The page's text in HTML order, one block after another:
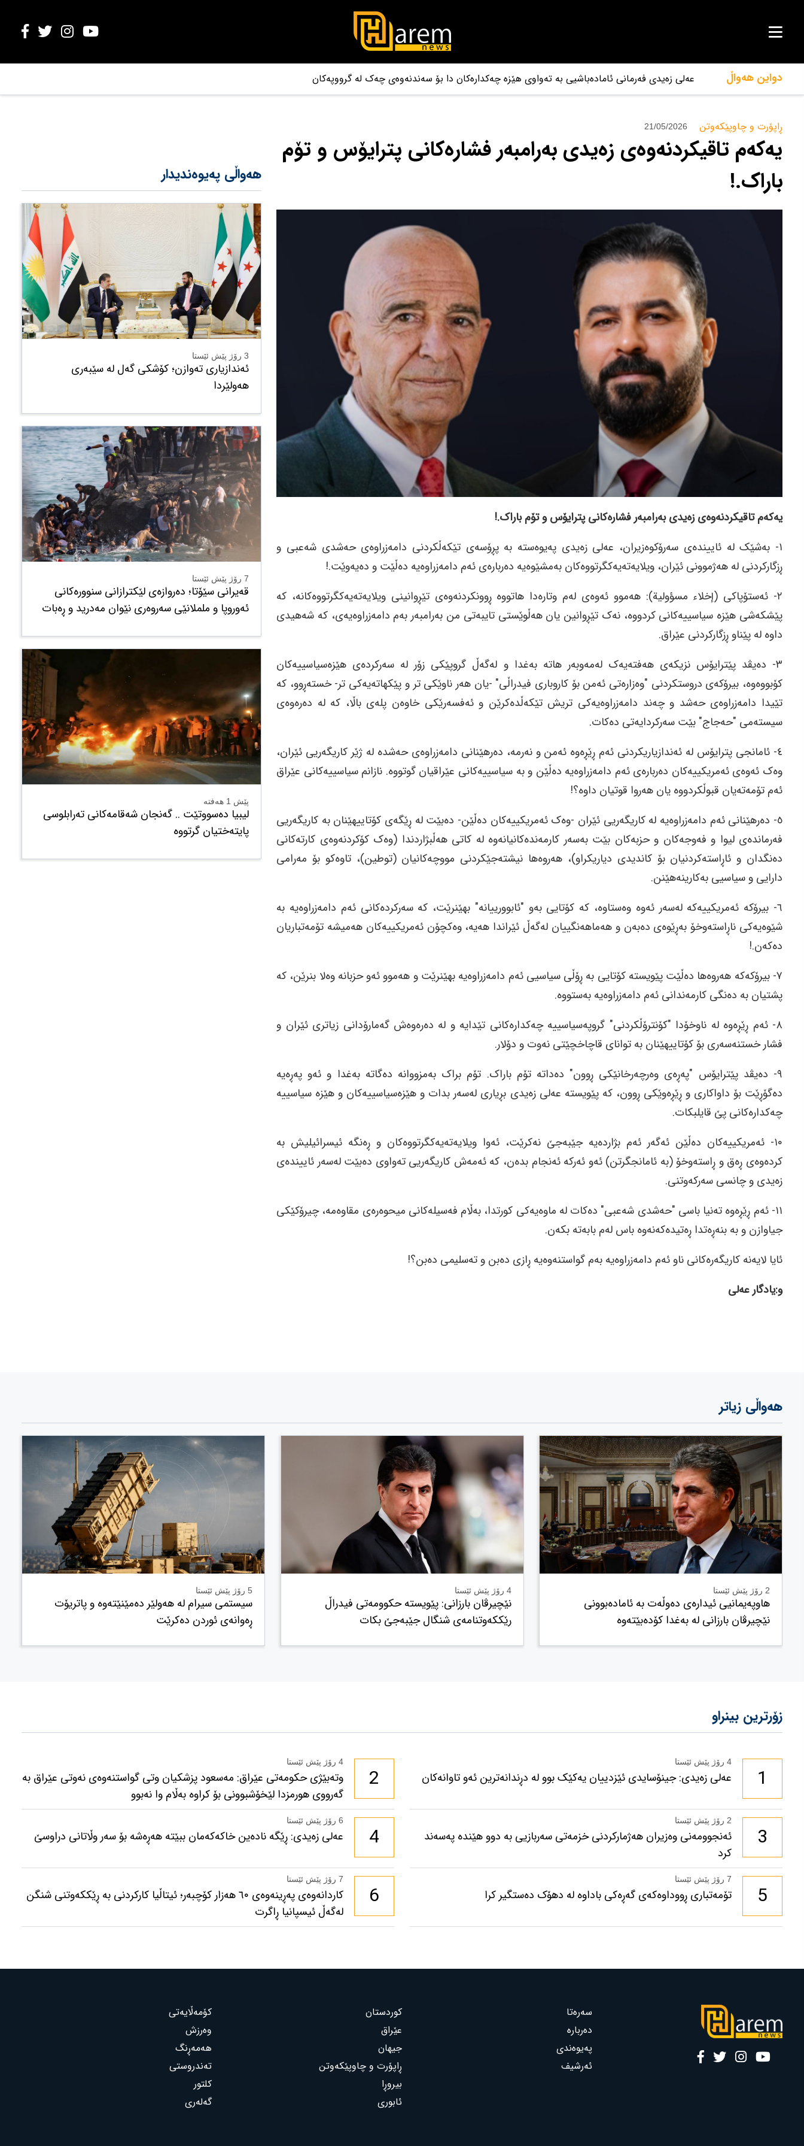
دواین هەواڵ عەلی زەیدی فەرمانی ئامادەباشیی بە تەواوی هێزە چەکدارەکان دا بۆ سەندنەوەی چەک لە گرووپەکان
ڕاپۆرت و چاوپێکەوتن‌ 21/05/2026
یەکەم تاقیکردنەوەی زەیدی بەرامبەر فشارەکانی پترایۆس و تۆم
باراک.!
یەکەم تاقیکردنەوەی زەیدی بەرامبەر فشارەکانی پترایۆس و تۆم باراک.!
١- بەشێک لە ئاییندەی سەرۆکوەزیران، عەلی زەیدی پەیوەستە بە پڕۆسەی تێکەڵکردنی دامەزراوەی حەشدی شەعبی و
ڕزگارکردنی لە هەژموونی ئێران، ویلایەتەیەکگرتووەکان بەمشێوەیە دەربارەی ئەم دامەزراوەیە دەڵێت و دەیەوێت.!
٢- ئەستۆپاکی (إخلاء مسؤولية): هەموو ئەوەی لەم وتارەدا هاتووە ڕوونکردنەوەی تێڕوانینی ویلایەتەیەکگرتووەکانە، کە
پێشکەشی هێزە سیاسییەکانی کردووە، نەک تێڕوانین یان هەڵوێستی تایبەتی من بەرامبەر بەم دامەزراوەیەی، کە شەهیدی
داوە لە پێناو ڕزگارکردنی عێراق.
٣- دەیڤد پێترایۆس نزیکەی هەفتەیەک لەمەوبەر هاتە بەغدا و لەگەڵ گروپێکی زۆر لە سەرکردەی هێزەسیاسییەکان
کۆبووەوە، بیرۆکەی دروستکردنی "وەزارەتی ئەمن بۆ کاروباری فیدراڵی" -یان هەر ناوێکی تر و پێکهاتەیەکی تر- خستەڕوو، کە
تێیدا دامەزراوەی حەشد و چەند دامەزراوەیەکی تریش تێکەڵدەکرێن و ئەفسەرێکی خاوەن پلەی باڵا، کە لە دەرەوەی
سیستەمی "حەجاج" بێت سەرکردایەتی دەکات.
٤- ئامانجی پترایۆس لە ئەندازیاریکردنی ئەم ڕێڕەوە ئەمن و نەرمە، دەرهێنانی دامەزراوەی حەشدە لە ژێر کاریگەریی ئێران،
وەک ئەوەی ئەمریکییەکان دەربارەی ئەم دامەزراوەیە دەڵێن و بە سیاسییەکانی عێراقیان گوتووە. نازانم سیاسییەکانی عێراق
ئەم تۆمەتەیان قبوڵکردووە یان هەروا قوتیان داوە؟!
٥- دەرهێنانی ئەم دامەزراوەیە لە کاریگەریی ئێران -وەک ئەمریکییەکان دەڵێن- دەبێت لە ڕێگەی کۆتاییهێنان بە کاریگەریی
فەرماندەی لیوا و فەوجەکان و حزبەکان بێت بەسەر کارمەندەکانیانەوە لە کاتی هەڵبژاردندا (وەک کۆکردنەوەی کارتەکانی
دەنگدان و ئاڕاستەکردنیان بۆ کاندیدی دیاریکراو)، هەروەها نیشتەجێکردنی مووچەکانیان (توطين)، تاوەکو بۆ مەرامی
دارایی و سیاسیی بەکارینەهێنن.
٦- بیرۆکە ئەمریکییەکە لەسەر ئەوە وەستاوە، کە کۆتایی بەو "ئابوورییانە" بهێنرێت، کە سەرکردەکانی ئەم دامەزراوەیە بە
شێوەیەکی ناڕاستەوخۆ بەڕێوەی دەبەن و هەماهەنگییان لەگەڵ ئێراندا هەیە، وەکچۆن ئەمریکییەکان هەمیشە تۆمەتباریان
دەکەن.!
٧- بیرۆکەکە هەروەها دەڵێت پێویستە کۆتایی بە ڕۆڵی سیاسیی ئەم دامەزراوەیە بهێنرێت و هەموو ئەو حزبانە وەلا بنرێن، کە
پشتیان بە دەنگی کارمەندانی ئەم دامەزراوەیە بەستووە.
٨- ئەم ڕێڕەوە لە ناوخۆدا "کۆنترۆڵکردنی" گروپەسیاسییە چەکدارەکانی تێدایە و لە دەرەوەش گەمارۆدانی زیاتری ئێران و
فشار خستنەسەری بۆ کۆتاییهێنان بە توانای قاچاخچێتی نەوت و دۆلار.
٩- دەیڤد پێترایۆس "پەڕەی وەرچەرخانێکی ڕوون" دەداتە تۆم باراک. تۆم براک بەمزووانە دەگاتە بەغدا و ئەو پەڕەیە
دەگۆڕێت بۆ داواکاری و ڕێڕەوێکی ڕوون، کە پێویستە عەلی زەیدی بڕیاری لەسەر بدات و هێزەسیاسییەکان و هێزە سیاسییە
چەکدارەکانی پێ قایلبکات.
١٠- ئەمریکییەکان دەڵێن ئەگەر ئەم بژاردەیە جێبەجێ نەکرێت، ئەوا ویلایەتەیەکگرتووەکان و ڕەنگە ئیسرائیلیش بە
کردەوەی ڕەق و ڕاستەوخۆ (بە ئامانجگرتن) ئەو ئەرکە ئەنجام بدەن، کە ئەمەش کاریگەریی تەواوی دەبێت لەسەر ئاییندەی
زەیدی و چانسی سەرکەوتنی.
١١- ئەم ڕێڕەوە تەنیا باسی "حەشدی شەعبی" دەکات لە ماوەیەکی کورتدا، بەڵام فەسیلەکانی میحوەرەی مقاوەمە، چیرۆکێکی
جیاوازن و بە بنەڕەتدا ڕەتیدەکەنەوە باس لەم بابەتە بکەن.
ئایا لایەنە کاریگەرەکانی ناو ئەم دامەزراوەیە بەم گواستنەوەیە ڕازی دەبن و تەسلیمی دەبن؟!
و:یادگار عەلی
هەواڵی پەیوەندیدار
3 رۆژ پێش ئێستا
ئەندازیاری تەوازن؛ کۆشکی گەل لە سێبەری
هەولێردا
7 رۆژ پێش ئێستا
قەیرانی سێۆتا؛ دەروازەی لێکترازانی سنوورەکانی
ئەوروپا و ململانێی سەروەری نێوان مەدرید و ڕەبات
پێش 1 هەفتە
لیبیا دەسووتێت .. گەنجان شەقامەکانی تەرابلوسی
پایتەختیان گرتووە
هەواڵی زیاتر
2 رۆژ پێش ئێستا
هاوپەیمانیی ئیدارەی دەوڵەت بە ئامادەبوونی
نێچیرڤان بارزانی لە بەغدا کۆدەبێتەوە
4 رۆژ پێش ئێستا
نێچیرڤان بارزانی: پێویستە حکوومەتی فیدراڵ
رێککەوتنامەی شنگال جێبەجێ بکات
5 رۆژ پێش ئێستا
سیستمی سیرام لە هەولێر دەمێنێتەوە و پاتریۆت
ڕەوانەی ئوردن دەکرێت
زۆرترین بینراو
1
4 رۆژ پێش ئێستا
عەلی زەیدی: جینۆسایدی ئێزدییان یەکێک بوو لە دڕندانەترین ئەو تاوانەکان 2
4 رۆژ پێش ئێستا
وتەبێژی حکومەتی عێراق: مەسعود پزشكیان وتی گواستنەوەی نەوتی عێراق بە
گەرووی هورمزدا لێخۆشبوونی بۆ كراوە بەڵام وا نەبوو
3
2 رۆژ پێش ئێستا
ئەنجوومەنی وەزیران هەژمارکردنی خزمەتی سەربازیی بە دوو هێندە پەسەند
کرد
4
6 رۆژ پێش ئێستا
عەلی زەیدی: ڕێگە نادەین خاکەکەمان ببێتە هەڕەشە بۆ سەر وڵاتانی دراوسێ
5
7 رۆژ پێش ئێستا
تۆمەتباری ڕووداوەکەی گەڕەکی باداوە لە دهۆک دەستگیر کرا 6
7 رۆژ پێش ئێستا
کاردانەوەی پەڕینەوەی ٦٠ هەزار کۆچبەر؛ ئیتاڵیا کارکردنی بە ڕێککەوتنی شنگن
لەگەڵ ئیسپانیا ڕاگرت
سەرەتا
دەربارە
پەیوەندی
ئەرشیف
کوردستان
عێراق
جیهان
ڕاپۆرت و چاوپێکەوتن
بیروڕا
ئابوری
کۆمەڵایەتی
وەرزش
هەمەڕنگ
تەندروستی
کلتور
گەلەری